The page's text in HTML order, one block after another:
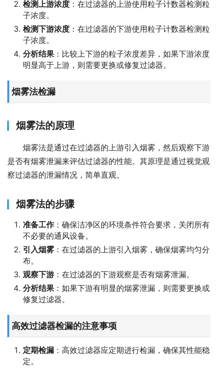
检测上游浓度 ：在过滤器的上游使用粒子计数器检测粒
子浓度。
检测下游浓度 ：在过滤器的下游使用粒子计数器检测粒
子浓度。
分析结果 ：比较上下游的粒子浓度差异，如果下游浓度
明显高于上游，则需要更换或修复过滤器。
烟雾法检漏
烟雾法的原理
烟雾法是通过在过滤器的上游引入烟雾，然后观察下游
是否有烟雾泄漏来评估过滤器的性能。其原理是通过视觉观
察过滤器的泄漏情况，简单直观。
烟雾法的步骤
准备工作：确保洁净区的环境条件符合要求，关闭所有
不必要的通风设备。
引入烟雾 ：在过滤器的上游引入烟雾，确保烟雾均匀分
布。
观察下游 ：在过滤器的下游观察是否有烟雾泄漏。
分析结果 ：如果下游有明显的烟雾泄漏，则需要更换或
修复过滤器。
高效过滤器检漏的注意事项
定期检漏 ：高效过滤器应定期进行检漏，确保其性能稳
定。